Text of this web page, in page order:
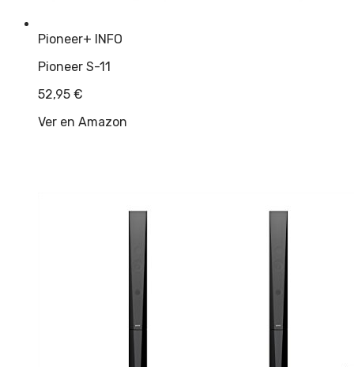
Pioneer+ INFO
Pioneer S-11
52,95 €
Ver en Amazon